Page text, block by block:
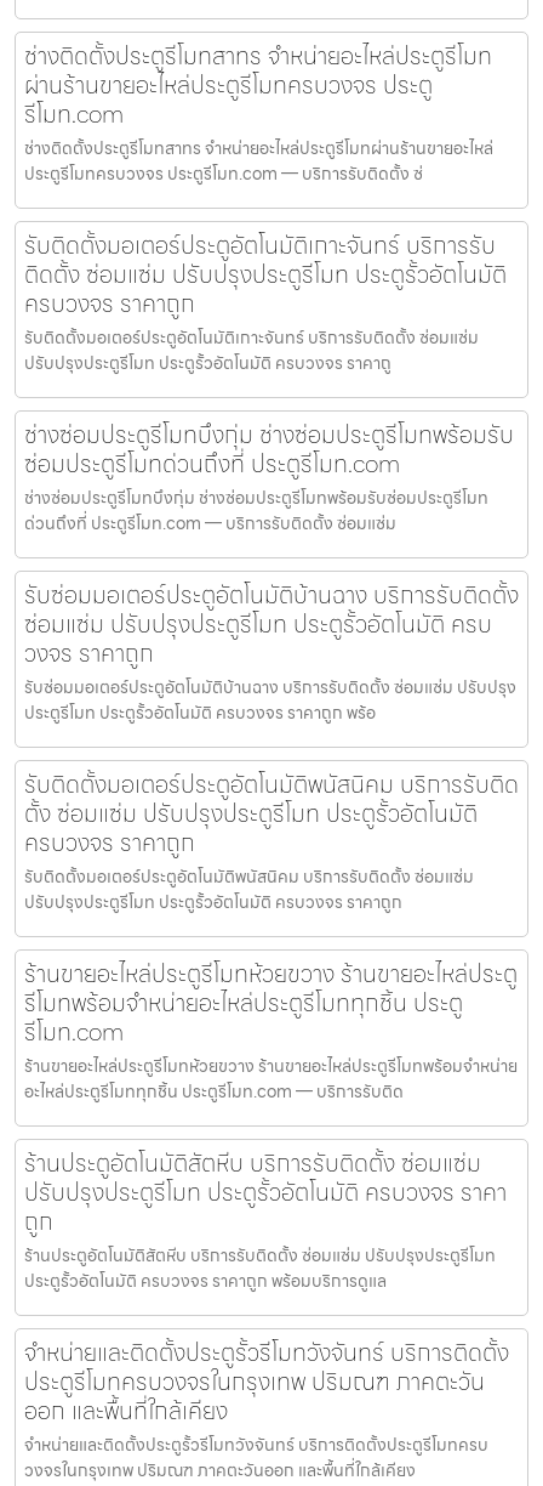
ช่างติดตั้งประตูรีโมทสาทร จำหน่ายอะไหล่ประตูรีโมท
ผ่านร้านขายอะไหล่ประตูรีโมทครบวงจร ประตู
รีโมท.com
ช่างติดตั้งประตูรีโมทสาทร จำหน่ายอะไหล่ประตูรีโมทผ่านร้านขายอะไหล่
ประตูรีโมทครบวงจร ประตูรีโมท.com — บริการรับติดตั้ง ซ่
รับติดตั้งมอเตอร์ประตูอัตโนมัติเกาะจันทร์ บริการรับ
ติดตั้ง ซ่อมแซ่ม ปรับปรุงประตูรีโมท ประตูรั้วอัตโนมัติ
ครบวงจร ราคาถูก
รับติดตั้งมอเตอร์ประตูอัตโนมัติเกาะจันทร์ บริการรับติดตั้ง ซ่อมแซ่ม
ปรับปรุงประตูรีโมท ประตูรั้วอัตโนมัติ ครบวงจร ราคาถู
ช่างซ่อมประตูรีโมทบึงกุ่ม ช่างซ่อมประตูรีโมทพร้อมรับ
ซ่อมประตูรีโมทด่วนถึงที่ ประตูรีโมท.com
ช่างซ่อมประตูรีโมทบึงกุ่ม ช่างซ่อมประตูรีโมทพร้อมรับซ่อมประตูรีโมท
ด่วนถึงที่ ประตูรีโมท.com — บริการรับติดตั้ง ซ่อมแซ่ม
รับซ่อมมอเตอร์ประตูอัตโนมัติบ้านฉาง บริการรับติดตั้ง
ซ่อมแซ่ม ปรับปรุงประตูรีโมท ประตูรั้วอัตโนมัติ ครบ
วงจร ราคาถูก
รับซ่อมมอเตอร์ประตูอัตโนมัติบ้านฉาง บริการรับติดตั้ง ซ่อมแซ่ม ปรับปรุง
ประตูรีโมท ประตูรั้วอัตโนมัติ ครบวงจร ราคาถูก พร้อ
รับติดตั้งมอเตอร์ประตูอัตโนมัติพนัสนิคม บริการรับติด
ตั้ง ซ่อมแซ่ม ปรับปรุงประตูรีโมท ประตูรั้วอัตโนมัติ
ครบวงจร ราคาถูก
รับติดตั้งมอเตอร์ประตูอัตโนมัติพนัสนิคม บริการรับติดตั้ง ซ่อมแซ่ม
ปรับปรุงประตูรีโมท ประตูรั้วอัตโนมัติ ครบวงจร ราคาถูก
ร้านขายอะไหล่ประตูรีโมทห้วยขวาง ร้านขายอะไหล่ประตู
รีโมทพร้อมจำหน่ายอะไหล่ประตูรีโมททุกชิ้น ประตู
รีโมท.com
ร้านขายอะไหล่ประตูรีโมทห้วยขวาง ร้านขายอะไหล่ประตูรีโมทพร้อมจำหน่าย
อะไหล่ประตูรีโมททุกชิ้น ประตูรีโมท.com — บริการรับติด
ร้านประตูอัตโนมัติสัตหีบ บริการรับติดตั้ง ซ่อมแซ่ม
ปรับปรุงประตูรีโมท ประตูรั้วอัตโนมัติ ครบวงจร ราคา
ถูก
ร้านประตูอัตโนมัติสัตหีบ บริการรับติดตั้ง ซ่อมแซ่ม ปรับปรุงประตูรีโมท
ประตูรั้วอัตโนมัติ ครบวงจร ราคาถูก พร้อมบริการดูแล
จำหน่ายและติดตั้งประตูรั้วรีโมทวังจันทร์ บริการติดตั้ง
ประตูรีโมทครบวงจรในกรุงเทพ ปริมณฑ ภาคตะวัน
ออก และพื้นที่ใกล้เคียง
จำหน่ายและติดตั้งประตูรั้วรีโมทวังจันทร์ บริการติดตั้งประตูรีโมทครบ
วงจรในกรุงเทพ ปริมณฑ ภาคตะวันออก และพื้นที่ใกล้เคียง